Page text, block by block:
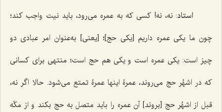
استاد: نه، نه! کسی که به عمره می‌رود، باید نیت واجب کند؛
چون ما یکی عمره داریم [یکی حج]؛ [یعنی] به‌عنوان امر عبادی دو
چیز است: یکی عمره است و یکی هم حج است؛ منتهی برای کسانی
که در اشهُر حج می‌روند، عمرۀ اینها عمرۀ تمتع می‌شود. حالا اگر نه،
قبل از اشهُر حج [بروند] آن عمره را باید متصل به حج بکند و از مکّه